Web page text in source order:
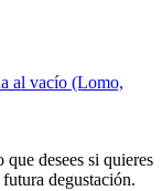
al vacío (Lomo,
desees si quieres
degustación.